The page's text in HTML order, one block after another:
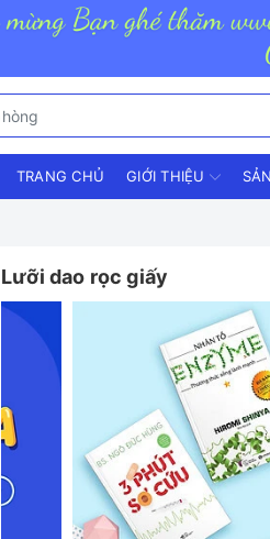
TRANG CHỦ GIỚI THIỆU
Lưỡi dao rọc giấy